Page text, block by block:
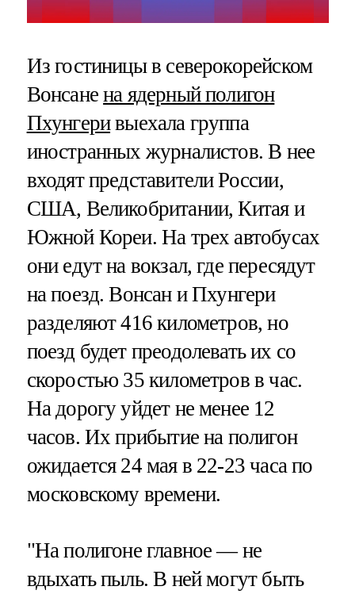
Из гостиницы в северокорейском
Вонсанена ядерный полигон
Пхунгеривыехала группа
иностранных журналистов. В нее
входят представители России,
США, Великобритании, Китая и
Южной Кореи. На трех автобусах
они едут на вокзал, где пересядут
на поезд. Вонсан и Пхунгери
разделяют 416 километров, но
поезд будет преодолевать их со
скоростью 35 километров в час.
На дорогу уйдет не менее 12
часов. Их прибытие на полигон
ожидается 24 мая в 22-23 часа по
московскому времени.
"На полигоне главное — не
вдыхать пыль. В ней могут быть